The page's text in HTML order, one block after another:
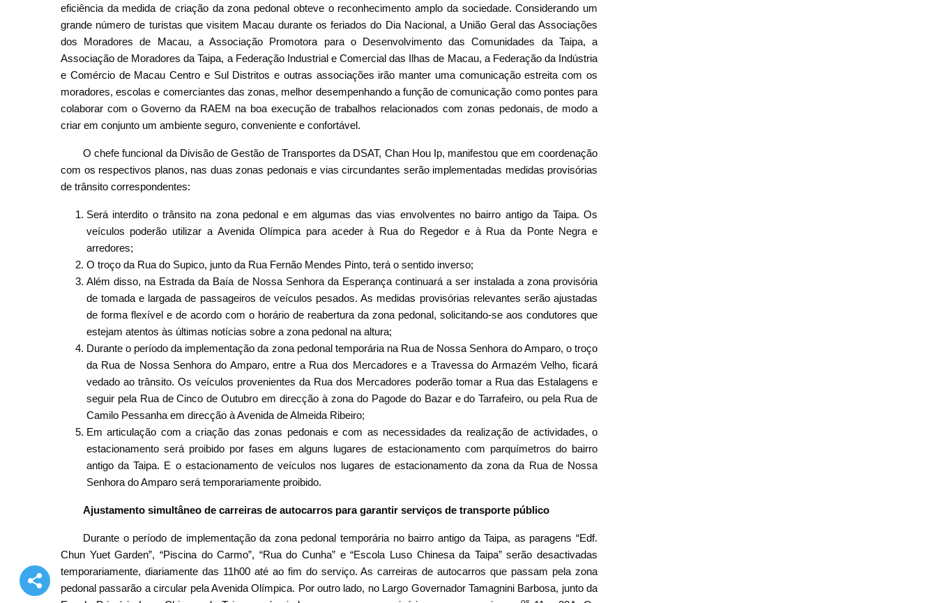
eficiência da medida de criação da zona pedonal obteve o reconhecimento amplo da sociedade. Considerando um
grande número de turistas que visitem Macau durante os feriados do Dia Nacional, a União Geral das Associações
dos Moradores de Macau, a Associação Promotora para o Desenvolvimento das Comunidades da Taipa, a
Associação de Moradores da Taipa, a Federação Industrial e Comercial das Ilhas de Macau, a Federação da Indústria
e Comércio de Macau Centro e Sul Distritos e outras associações irão manter uma comunicação estreita com os
moradores, escolas e comerciantes das zonas, melhor desempenhando a função de comunicação como pontes para
colaborar com o Governo da RAEM na boa execução de trabalhos relacionados com zonas pedonais, de modo a
criar em conjunto um ambiente seguro, conveniente e confortável.
O chefe funcional da Divisão de Gestão de Transportes da DSAT, Chan Hou Ip, manifestou que em coordenação
com os respectivos planos, nas duas zonas pedonais e vias circundantes serão implementadas medidas provisórias
de trânsito correspondentes:
Será interdito o trânsito na zona pedonal e em algumas das vias envolventes no bairro antigo da Taipa. Os
veículos poderão utilizar a Avenida Olímpica para aceder à Rua do Regedor e à Rua da Ponte Negra e
arredores;
O troço da Rua do Supico, junto da Rua Fernão Mendes Pinto, terá o sentido inverso;
Além disso, na Estrada da Baía de Nossa Senhora da Esperança continuará a ser instalada a zona provisória
de tomada e largada de passageiros de veículos pesados. As medidas provisórias relevantes serão ajustadas
de forma flexível e de acordo com o horário de reabertura da zona pedonal, solicitando-se aos condutores que
estejam atentos às últimas notícias sobre a zona pedonal na altura;
Durante o período da implementação da zona pedonal temporária na Rua de Nossa Senhora do Amparo, o troço
da Rua de Nossa Senhora do Amparo, entre a Rua dos Mercadores e a Travessa do Armazém Velho, ficará
vedado ao trânsito. Os veículos provenientes da Rua dos Mercadores poderão tomar a Rua das Estalagens e
seguir pela Rua de Cinco de Outubro em direcção à zona do Pagode do Bazar e do Tarrafeiro, ou pela Rua de
Camilo Pessanha em direcção à Avenida de Almeida Ribeiro;
Em articulação com a criação das zonas pedonais e com as necessidades da realização de actividades, o
estacionamento será proibido por fases em alguns lugares de estacionamento com parquímetros do bairro
antigo da Taipa. E o estacionamento de veículos nos lugares de estacionamento da zona da Rua de Nossa
Senhora do Amparo será temporariamente proibido.
Ajustamento simultâneo de carreiras de autocarros para garantir serviços de transporte público
Durante o período de implementação da zona pedonal temporária no bairro antigo da Taipa, as paragens “Edf.
Chun Yuet Garden”, “Piscina do Carmo”, “Rua do Cunha” e “Escola Luso Chinesa da Taipa” serão desactivadas
temporariamente, diariamente das 11h00 até ao fim do serviço. As carreiras de autocarros que passam pela zona
pedonal passarão a circular pela Avenida Olímpica. Por outro lado, no Largo Governador Tamagnini Barbosa, junto da